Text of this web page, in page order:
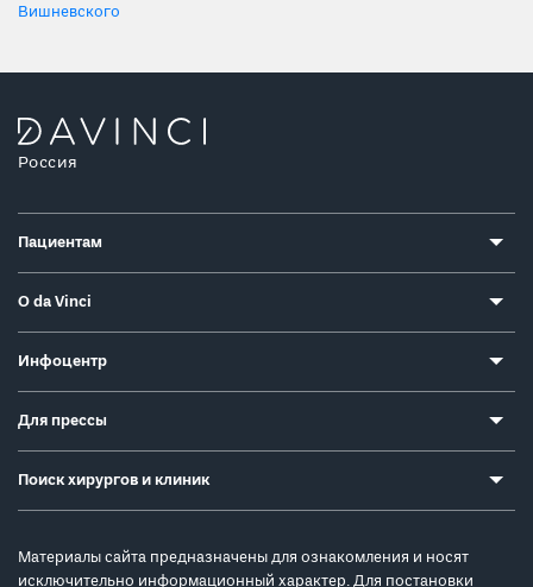
Вишневского
Россия
Пациентам
О da Vinci
Инфоцентр
Для прессы
Поиск хирургов и клиник
Материалы сайта предназначены для ознакомления и носят
исключительно информационный характер. Для постановки